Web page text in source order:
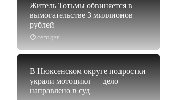
сегодня
Житель Тотьмы обвиняется в
вымогательстве 3 миллионов
рублей
В Нюксенском округе подростки
украли мотоцикл — дело
направлено в суд